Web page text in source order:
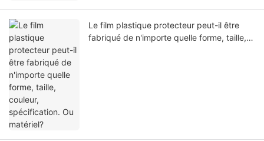
Le film plastique protecteur peut-il être
fabriqué de n'importe quelle forme, taille,